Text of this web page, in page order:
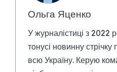
Ольга Яценко
У журналістиці з 2022
тонусі новинну стрічку
всю Україну. Керую